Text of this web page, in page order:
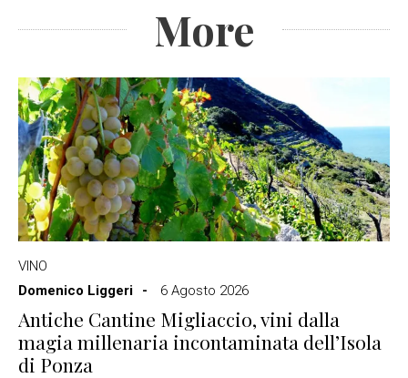
More
VINO
Domenico Liggeri
6 Agosto 2026
Antiche Cantine Migliaccio, vini dalla
magia millenaria incontaminata dell’Isola
di Ponza